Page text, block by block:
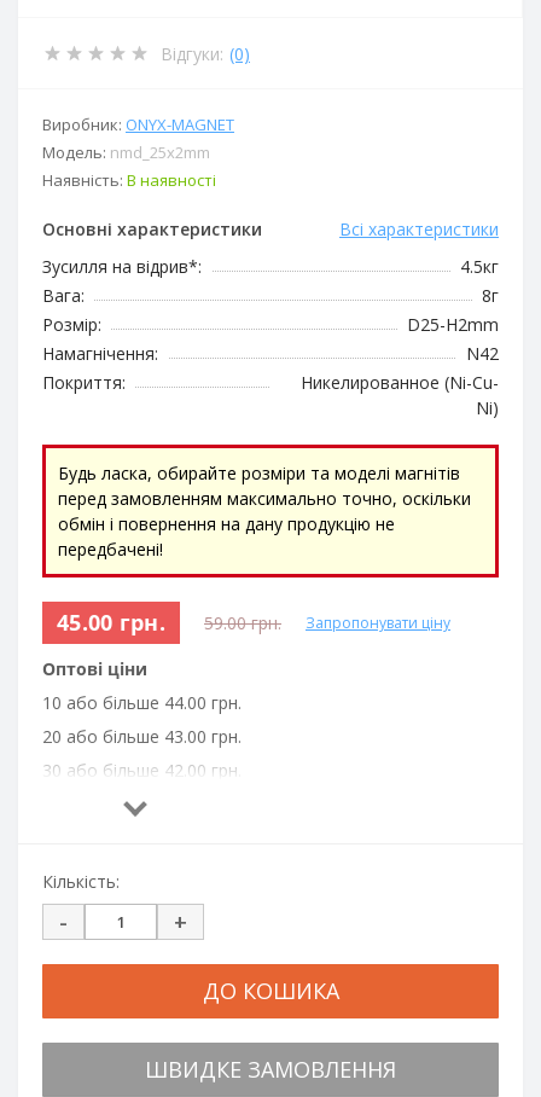
Відгуки: (0)
Виробник: ОNYX-MAGNET
Модель: nmd_25x2mm
Наявність: В наявності
Основні характеристики
Всі характеристики
Зусилля на відрив*:
4.5кг
Вага:
8г
Розмір:
D25-H2mm
Намагнічення:
N42
Покриття:
Никелированное (Ni-Cu-
Ni)
Будь ласка, обирайте розміри та моделі магнітів
перед замовленням максимально точно, оскільки
обмін і повернення на дану продукцію не
передбачені!
45.00 грн. 59.00 грн. Запропонувати ціну
Оптові ціни
10 або більше 44.00 грн.
20 або більше 43.00 грн.
30 або більше 42.00 грн.
50 або більше 41.00 грн.
300 або більше 40.00 грн.
500 або більше 37.50 грн.
1000 або більше 35.00 грн.
Кількість:
- +
ДО КОШИКА
ШВИДКЕ ЗАМОВЛЕННЯ